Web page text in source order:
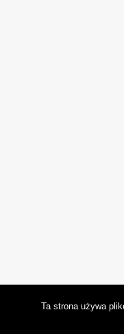
Ta strona używa